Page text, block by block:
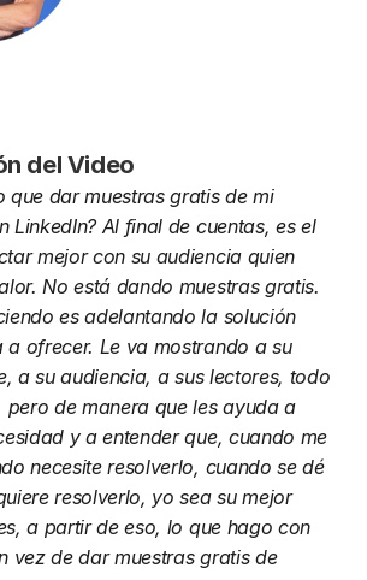
del Video
que dar muestras gratis de mi
LinkedIn? Al final de cuentas, es el
mejor con su audiencia quien
No está dando muestras gratis.
es adelantando la solución
a ofrecer. Le va mostrando a su
a su audiencia, a sus lectores, todo
pero de manera que les ayuda a
y a entender que, cuando me
necesite resolverlo, cuando se dé
resolverlo, yo sea su mejor
a partir de eso, lo que hago con
vez de dar muestras gratis de